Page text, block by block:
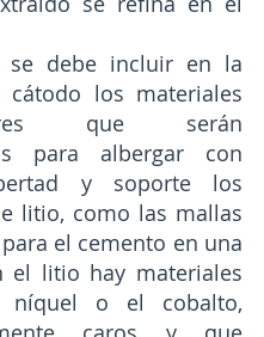
se debe incluir en la
los materiales
que serán
para albergar con
y soporte los
litio, como las mallas
el cemento en una
el litio hay materiales
níquel o el cobalto,